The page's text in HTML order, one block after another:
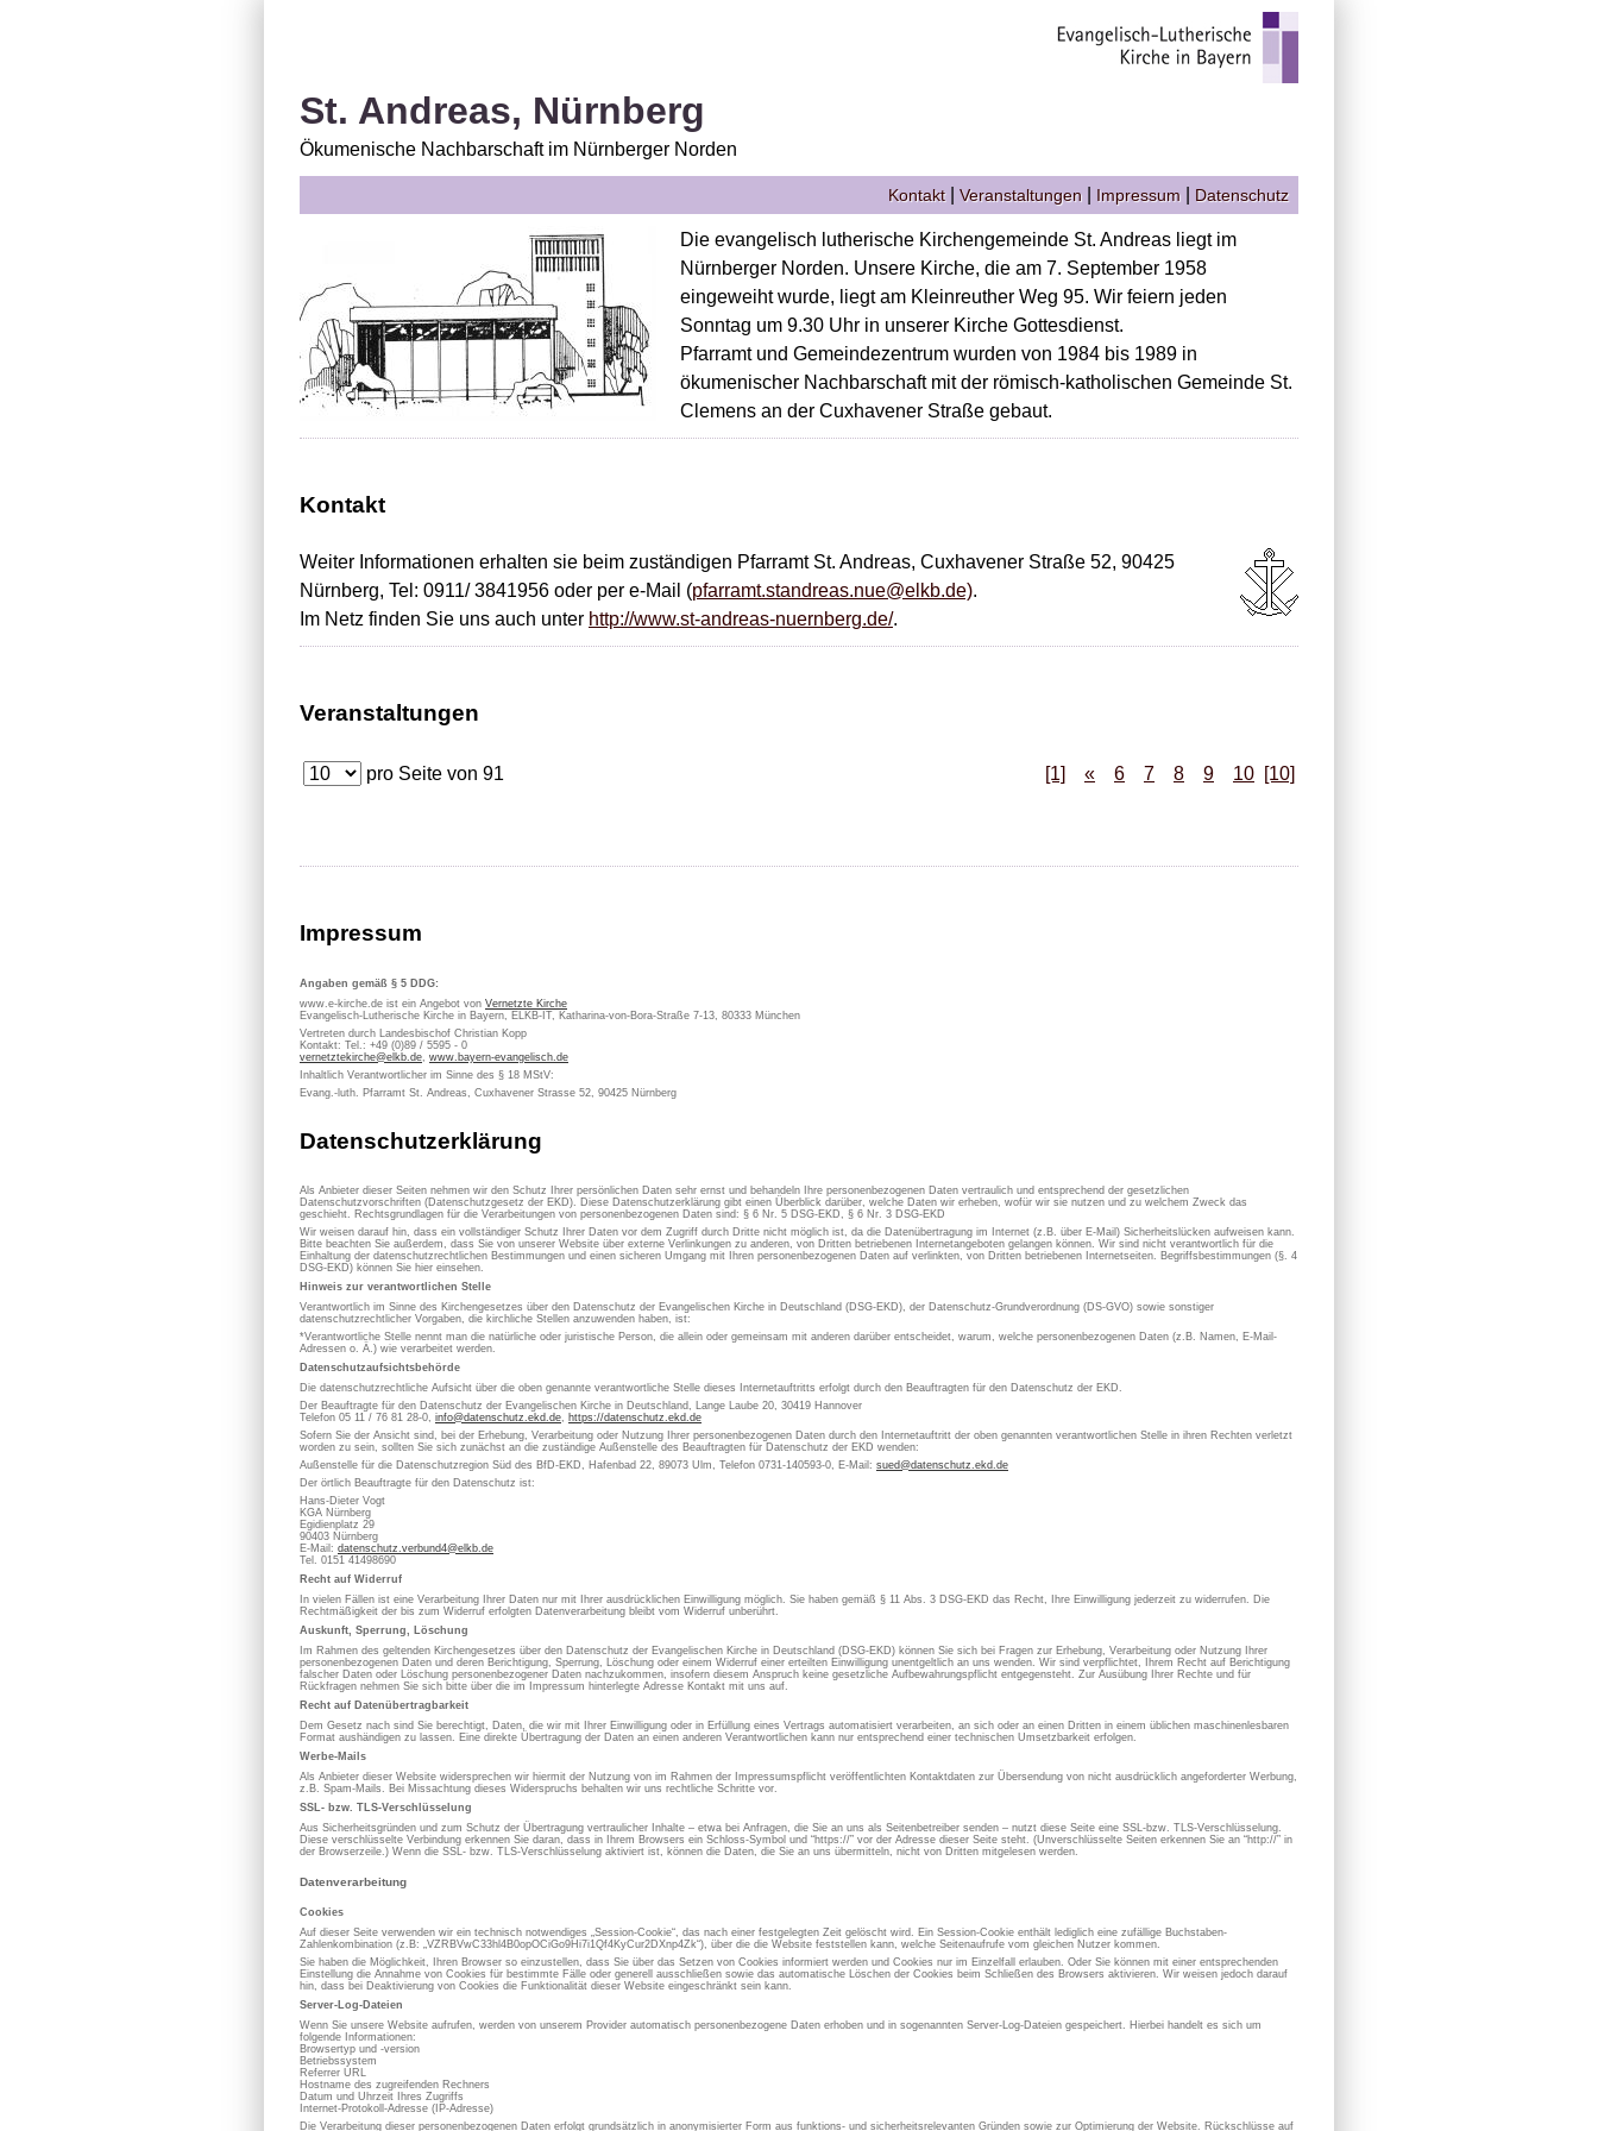
St. Andreas, Nürnberg
Ökumenische Nachbarschaft im Nürnberger Norden
Kontakt| Veranstaltungen Impressum Datenschutz
Die evangelisch lutherische Kirchengemeinde St. Andreas liegt im
Nürnberger Norden. Unsere Kirche, die am 7. September 1958
eingeweiht wurde, liegt am Kleinreuther Weg 95. Wir feiern jeden
Sonntag um 9.30 Uhr in unserer Kirche Gottesdienst.
Pfarramt und Gemeindezentrum wurden von 1984 bis 1989 in
ökumenischer Nachbarschaft mit der römisch-katholischen Gemeinde St.
Clemens an der Cuxhavener Straße gebaut.
Kontakt
Weiter Informationen erhalten sie beim zuständigen Pfarramt St. Andreas, Cuxhavener Straße 52, 90425
Nürnberg, Tel: 0911/ 3841956 oder per e-Mail (pfarramt.standreas.nue@elkb.de).
Im Netz finden Sie uns auch unter http://www.st-andreas-nuernberg.de/.
Veranstaltungen
pro Seite von 91 [1] « 6 7 8 9 10 [10]
Impressum
Angaben gemäß § 5 DDG:
www.e-kirche.de ist ein Angebot von Vernetzte Kirche
Evangelisch-Lutherische Kirche in Bayern, ELKB-IT, Katharina-von-Bora-Straße 7-13, 80333 München
Vertreten durch Landesbischof Christian Kopp
Kontakt: Tel.: +49 (0)89 / 5595 - 0
vernetztekirche@elkb.de, www.bayern-evangelisch.de
Inhaltlich Verantwortlicher im Sinne des § 18 MStV:
Evang.-luth. Pfarramt St. Andreas, Cuxhavener Strasse 52, 90425 Nürnberg
Datenschutzerklärung
Als Anbieter dieser Seiten nehmen wir den Schutz Ihrer persönlichen Daten sehr ernst und behandeln Ihre personenbezogenen Daten vertraulich und entsprechend der gesetzlichen
Datenschutzvorschriften (Datenschutzgesetz der EKD). Diese Datenschutzerklärung gibt einen Überblick darüber, welche Daten wir erheben, wofür wir sie nutzen und zu welchem Zweck das
geschieht. Rechtsgrundlagen für die Verarbeitungen von personenbezogenen Daten sind: § 6 Nr. 5 DSG-EKD, § 6 Nr. 3 DSG-EKD
Wir weisen darauf hin, dass ein vollständiger Schutz Ihrer Daten vor dem Zugriff durch Dritte nicht möglich ist, da die Datenübertragung im Internet (z.B. über E-Mail) Sicherheitslücken aufweisen kann.
Bitte beachten Sie außerdem, dass Sie von unserer Website über externe Verlinkungen zu anderen, von Dritten betriebenen Internetangeboten gelangen können. Wir sind nicht verantwortlich für die
Einhaltung der datenschutzrechtlichen Bestimmungen und einen sicheren Umgang mit Ihren personenbezogenen Daten auf verlinkten, von Dritten betriebenen Internetseiten. Begriffsbestimmungen (§. 4
DSG-EKD) können Sie hier einsehen.
Hinweis zur verantwortlichen Stelle
Verantwortlich im Sinne des Kirchengesetzes über den Datenschutz der Evangelischen Kirche in Deutschland (DSG-EKD), der Datenschutz-Grundverordnung (DS-GVO) sowie sonstiger
datenschutzrechtlicher Vorgaben, die kirchliche Stellen anzuwenden haben, ist:
*Verantwortliche Stelle nennt man die natürliche oder juristische Person, die allein oder gemeinsam mit anderen darüber entscheidet, warum, welche personenbezogenen Daten (z.B. Namen, E-Mail-
Adressen o. Ä.) wie verarbeitet werden.
Datenschutzaufsichtsbehörde
Die datenschutzrechtliche Aufsicht über die oben genannte verantwortliche Stelle dieses Internetauftritts erfolgt durch den Beauftragten für den Datenschutz der EKD.
Der Beauftragte für den Datenschutz der Evangelischen Kirche in Deutschland, Lange Laube 20, 30419 Hannover
Telefon 05 11 / 76 81 28-0, info@datenschutz.ekd.de, https://datenschutz.ekd.de
Sofern Sie der Ansicht sind, bei der Erhebung, Verarbeitung oder Nutzung Ihrer personenbezogenen Daten durch den Internetauftritt der oben genannten verantwortlichen Stelle in ihren Rechten verletzt
worden zu sein, sollten Sie sich zunächst an die zuständige Außenstelle des Beauftragten für Datenschutz der EKD wenden:
Außenstelle für die Datenschutzregion Süd des BfD-EKD, Hafenbad 22, 89073 Ulm, Telefon 0731-140593-0, E-Mail: sued@datenschutz.ekd.de
Der örtlich Beauftragte für den Datenschutz ist:
Hans-Dieter Vogt
KGA Nürnberg
Egidienplatz 29
90403 Nürnberg
E-Mail: datenschutz.verbund4@elkb.de
Tel. 0151 41498690
Recht auf Widerruf
In vielen Fällen ist eine Verarbeitung Ihrer Daten nur mit Ihrer ausdrücklichen Einwilligung möglich. Sie haben gemäß § 11 Abs. 3 DSG-EKD das Recht, Ihre Einwilligung jederzeit zu widerrufen. Die
Rechtmäßigkeit der bis zum Widerruf erfolgten Datenverarbeitung bleibt vom Widerruf unberührt.
Auskunft, Sperrung, Löschung
Im Rahmen des geltenden Kirchengesetzes über den Datenschutz der Evangelischen Kirche in Deutschland (DSG-EKD) können Sie sich bei Fragen zur Erhebung, Verarbeitung oder Nutzung Ihrer
personenbezogenen Daten und deren Berichtigung, Sperrung, Löschung oder einem Widerruf einer erteilten Einwilligung unentgeltlich an uns wenden. Wir sind verpflichtet, Ihrem Recht auf Berichtigung
falscher Daten oder Löschung personenbezogener Daten nachzukommen, insofern diesem Anspruch keine gesetzliche Aufbewahrungspflicht entgegensteht. Zur Ausübung Ihrer Rechte und für
Rückfragen nehmen Sie sich bitte über die im Impressum hinterlegte Adresse Kontakt mit uns auf.
Recht auf Datenübertragbarkeit
Dem Gesetz nach sind Sie berechtigt, Daten, die wir mit Ihrer Einwilligung oder in Erfüllung eines Vertrags automatisiert verarbeiten, an sich oder an einen Dritten in einem üblichen maschinenlesbaren
Format aushändigen zu lassen. Eine direkte Übertragung der Daten an einen anderen Verantwortlichen kann nur entsprechend einer technischen Umsetzbarkeit erfolgen.
Werbe-Mails
Als Anbieter dieser Website widersprechen wir hiermit der Nutzung von im Rahmen der Impressumspflicht veröffentlichten Kontaktdaten zur Übersendung von nicht ausdrücklich angeforderter Werbung,
z.B. Spam-Mails. Bei Missachtung dieses Widerspruchs behalten wir uns rechtliche Schritte vor.
SSL- bzw. TLS-Verschlüsselung
Aus Sicherheitsgründen und zum Schutz der Übertragung vertraulicher Inhalte – etwa bei Anfragen, die Sie an uns als Seitenbetreiber senden – nutzt diese Seite eine SSL-bzw. TLS-Verschlüsselung.
Diese verschlüsselte Verbindung erkennen Sie daran, dass in Ihrem Browsers ein Schloss-Symbol und “https://” vor der Adresse dieser Seite steht. (Unverschlüsselte Seiten erkennen Sie an “http://” in
der Browserzeile.) Wenn die SSL- bzw. TLS-Verschlüsselung aktiviert ist, können die Daten, die Sie an uns übermitteln, nicht von Dritten mitgelesen werden.
Datenverarbeitung
Cookies
Auf dieser Seite verwenden wir ein technisch notwendiges „Session-Cookie“, das nach einer festgelegten Zeit gelöscht wird. Ein Session-Cookie enthält lediglich eine zufällige Buchstaben-
Zahlenkombination (z.B: „VZRBVwC33hl4B0opOCiGo9Hi7i1Qf4KyCur2DXnp4Zk“), über die die Website feststellen kann, welche Seitenaufrufe vom gleichen Nutzer kommen.
Sie haben die Möglichkeit, Ihren Browser so einzustellen, dass Sie über das Setzen von Cookies informiert werden und Cookies nur im Einzelfall erlauben. Oder Sie können mit einer entsprechenden
Einstellung die Annahme von Cookies für bestimmte Fälle oder generell ausschließen sowie das automatische Löschen der Cookies beim Schließen des Browsers aktivieren. Wir weisen jedoch darauf
hin, dass bei Deaktivierung von Cookies die Funktionalität dieser Website eingeschränkt sein kann.
Server-Log-Dateien
Wenn Sie unsere Website aufrufen, werden von unserem Provider automatisch personenbezogene Daten erhoben und in sogenannten Server-Log-Dateien gespeichert. Hierbei handelt es sich um
folgende Informationen:
Browsertyp und -version
Betriebssystem
Referrer URL
Hostname des zugreifenden Rechners
Datum und Uhrzeit Ihres Zugriffs
Internet-Protokoll-Adresse (IP-Adresse)
Die Verarbeitung dieser personenbezogenen Daten erfolgt grundsätzlich in anonymisierter Form aus funktions- und sicherheitsrelevanten Gründen sowie zur Optimierung der Website. Rückschlüsse auf